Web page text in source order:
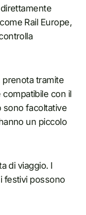
Rail Europe,
prenota tramite
con il
sono facoltative
un piccolo
di viaggio. I
festivi possono